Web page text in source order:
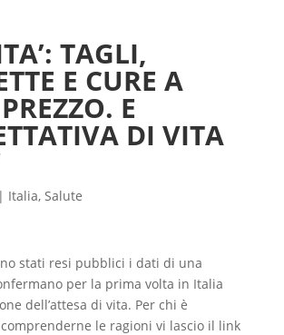
TAGLI,
E CURE A
E
DI VITA
Italia, Salute
stati resi pubblici i dati di una
per la prima volta in Italia
dell’attesa di vita. Per chi è
le ragioni vi lascio il link